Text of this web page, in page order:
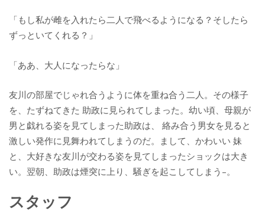
「もし私が雌を入れたら二人で飛べるようになる？そしたら
ずっといてくれる？」
「ああ、大人になったらな」
友川の部屋でじゃれ合うように体を重ね合う二人。その様子
を、たずねてきた 助政に見られてしまった。幼い頃、母親が
男と戯れる姿を見てしまった助政は、 絡み合う男女を見ると
激しい発作に見舞われてしまうのだ。まして、かわいい 妹
と、大好きな友川が交わる姿を見てしまったショックは大き
い。翌朝、助政は煙突に上り、騒ぎを起こしてしまう–。
スタッフ